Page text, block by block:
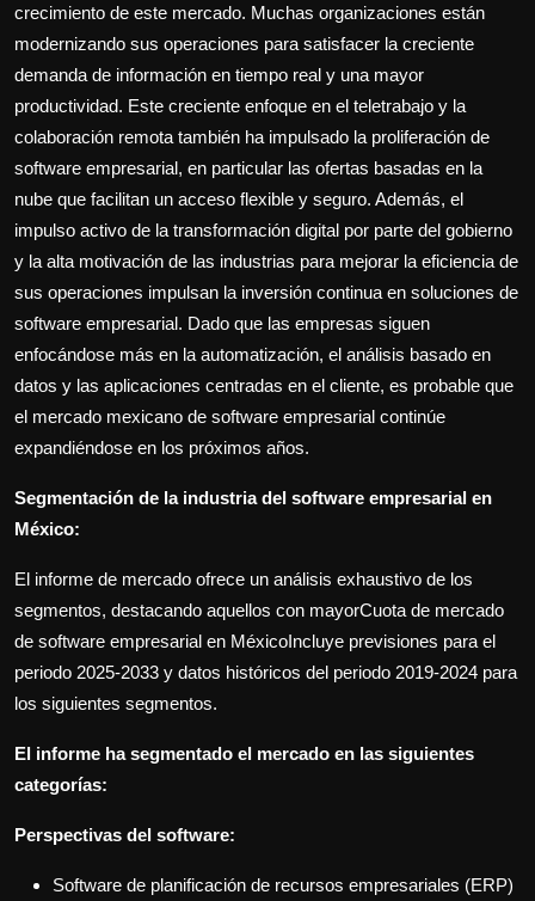
crecimiento de este mercado. Muchas organizaciones están
modernizando sus operaciones para satisfacer la creciente
demanda de información en tiempo real y una mayor
productividad. Este creciente enfoque en el teletrabajo y la
colaboración remota también ha impulsado la proliferación de
software empresarial, en particular las ofertas basadas en la
nube que facilitan un acceso flexible y seguro. Además, el
impulso activo de la transformación digital por parte del gobierno
y la alta motivación de las industrias para mejorar la eficiencia de
sus operaciones impulsan la inversión continua en soluciones de
software empresarial. Dado que las empresas siguen
enfocándose más en la automatización, el análisis basado en
datos y las aplicaciones centradas en el cliente, es probable que
el mercado mexicano de software empresarial continúe
expandiéndose en los próximos años.
Segmentación de la industria del software empresarial en
México:
El informe de mercado ofrece un análisis exhaustivo de los
segmentos, destacando aquellos con mayorCuota de mercado
de software empresarial en MéxicoIncluye previsiones para el
periodo 2025-2033 y datos históricos del periodo 2019-2024 para
los siguientes segmentos.
El informe ha segmentado el mercado en las siguientes
categorías:
Perspectivas del software:
Software de planificación de recursos empresariales (ERP)